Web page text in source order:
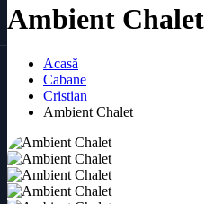
Ambient Chalet
Acasă
Cabane
Cristian
Ambient Chalet